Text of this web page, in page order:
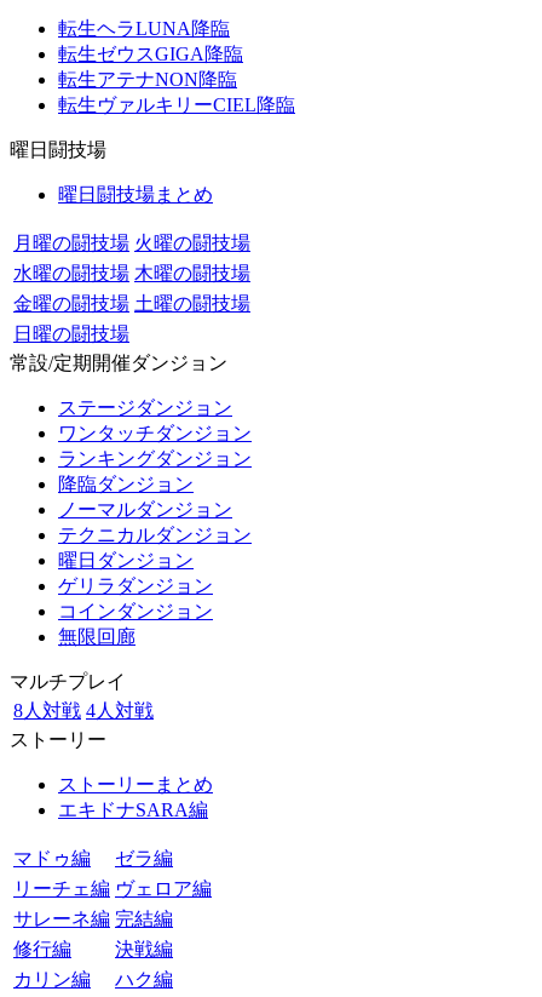
転生ヘラLUNA降臨
転生ゼウスGIGA降臨
転生アテナNON降臨
転生ヴァルキリーCIEL降臨
曜日闘技場
曜日闘技場まとめ
月曜の闘技場 火曜の闘技場
水曜の闘技場 木曜の闘技場
金曜の闘技場 土曜の闘技場
日曜の闘技場
常設/定期開催ダンジョン
ステージダンジョン
ワンタッチダンジョン
ランキングダンジョン
降臨ダンジョン
ノーマルダンジョン
テクニカルダンジョン
曜日ダンジョン
ゲリラダンジョン
コインダンジョン
無限回廊
マルチプレイ
8人対戦 4人対戦
ストーリー
ストーリーまとめ
エキドナSARA編
マドゥ編
ゼラ編
リーチェ編 ヴェロア編
サレーネ編 完結編
修行編
決戦編
カリン編
ハク編